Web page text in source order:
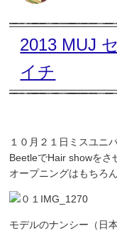
2013 MUJ
イチ
１０月２１日ミスユニ
BeetleでHair showをさ
オープニングはもち
モデルのナンシー（日